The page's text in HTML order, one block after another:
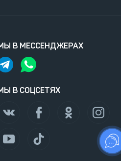
В МЕССЕНДЖЕРАХ
В СОЦСЕТЯХ